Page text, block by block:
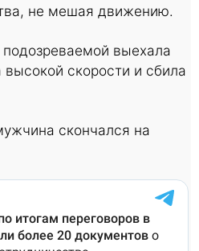
не мешая движению.
выехала
скорости и сбила
скончался на